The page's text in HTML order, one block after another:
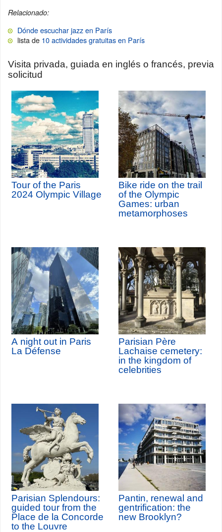
Relacionado:
Dónde escuchar jazz en París
lista de 10 actividades gratuitas en París
Visita privada, guiada en inglés o francés, previa
solicitud
Tour of the Paris
2024 Olympic Village
Bike ride on the trail
of the Olympic
Games: urban
metamorphoses
A night out in Paris
La Défense
Parisian Père
Lachaise cemetery:
in the kingdom of
celebrities
Parisian Splendours:
guided tour from the
Place de la Concorde
to the Louvre
Pantin, renewal and
gentrification: the
new Brooklyn?